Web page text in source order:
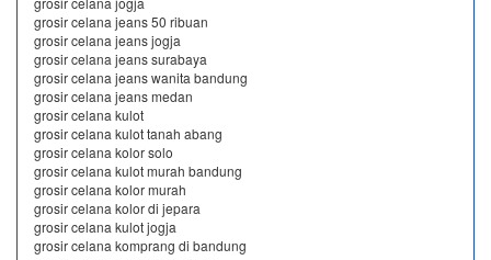
grosir celana jeans 50 ribuan
grosir celana jeans jogja
grosir celana jeans surabaya
grosir celana jeans wanita bandung
grosir celana jeans medan
grosir celana kulot
grosir celana kulot tanah abang
grosir celana kolor solo
grosir celana kulot murah bandung
grosir celana kolor murah
grosir celana kolor di jepara
grosir celana kulot jogja
grosir celana komprang di bandung